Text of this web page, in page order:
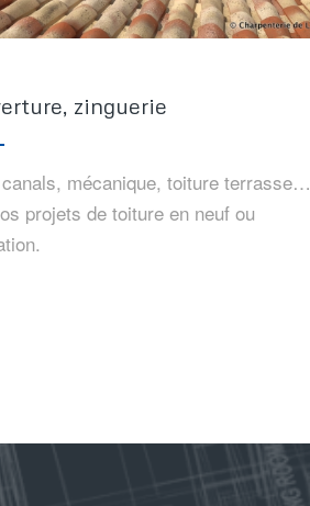
zinguerie
mécanique, toiture terrasse…
projets de toiture en neuf ou